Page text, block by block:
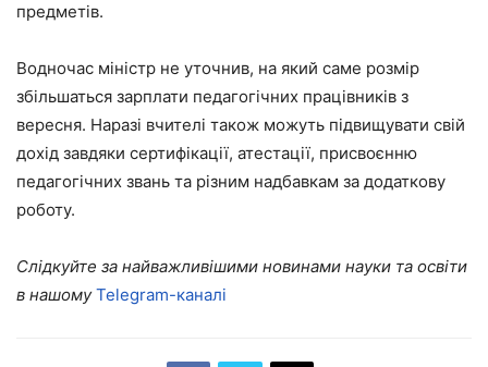
предметів.
Водночас міністр не уточнив, на який саме розмір
збільшаться зарплати педагогічних працівників з
вересня. Наразі вчителі також можуть підвищувати свій
дохід завдяки сертифікації, атестації, присвоєнню
педагогічних звань та різним надбавкам за додаткову
роботу.
Слідкуйте за найважливішими новинами науки та освіти
в нашомуTelegram-каналі